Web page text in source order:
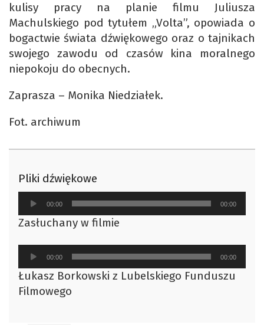
kulisy pracy na planie filmu Juliusza
Machulskiego pod tytułem „Volta”, opowiada o
bogactwie świata dźwiękowego oraz o tajnikach
swojego zawodu od czasów kina moralnego
niepokoju do obecnych.
Zaprasza – Monika Niedziałek.
Fot. archiwum
Pliki dźwiękowe
Odtwarzacz
plików
dźwiękowych
00:00 00:00
Zasłuchany w filmie
Odtwarzacz
plików
dźwiękowych
00:00 00:00
Łukasz Borkowski z Lubelskiego Funduszu
Filmowego